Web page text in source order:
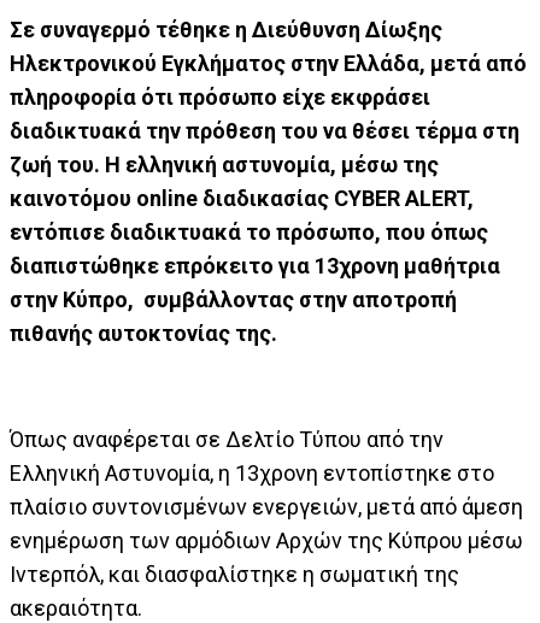
Σε συναγερμό τέθηκε η Διεύθυνση Δίωξης
Ηλεκτρονικού Εγκλήματος στην Ελλάδα, μετά από
πληροφορία ότι πρόσωπο είχε εκφράσει
διαδικτυακά την πρόθεση του να θέσει τέρμα στη
ζωή του. Η ελληνική αστυνομία, μέσω της
καινοτόμου online διαδικασίας CYBER ALERT,
εντόπισε διαδικτυακά το πρόσωπο, που όπως
διαπιστώθηκε επρόκειτο για 13χρονη μαθήτρια
στην Κύπρο, συμβάλλοντας στην αποτροπή
πιθανής αυτοκτονίας της.
Όπως αναφέρεται σε Δελτίο Τύπου από την
Ελληνική Αστυνομία, η 13χρονη εντοπίστηκε στο
πλαίσιο συντονισμένων ενεργειών, μετά από άμεση
ενημέρωση των αρμόδιων Αρχών της Κύπρου μέσω
Ιντερπόλ, και διασφαλίστηκε η σωματική της
ακεραιότητα.